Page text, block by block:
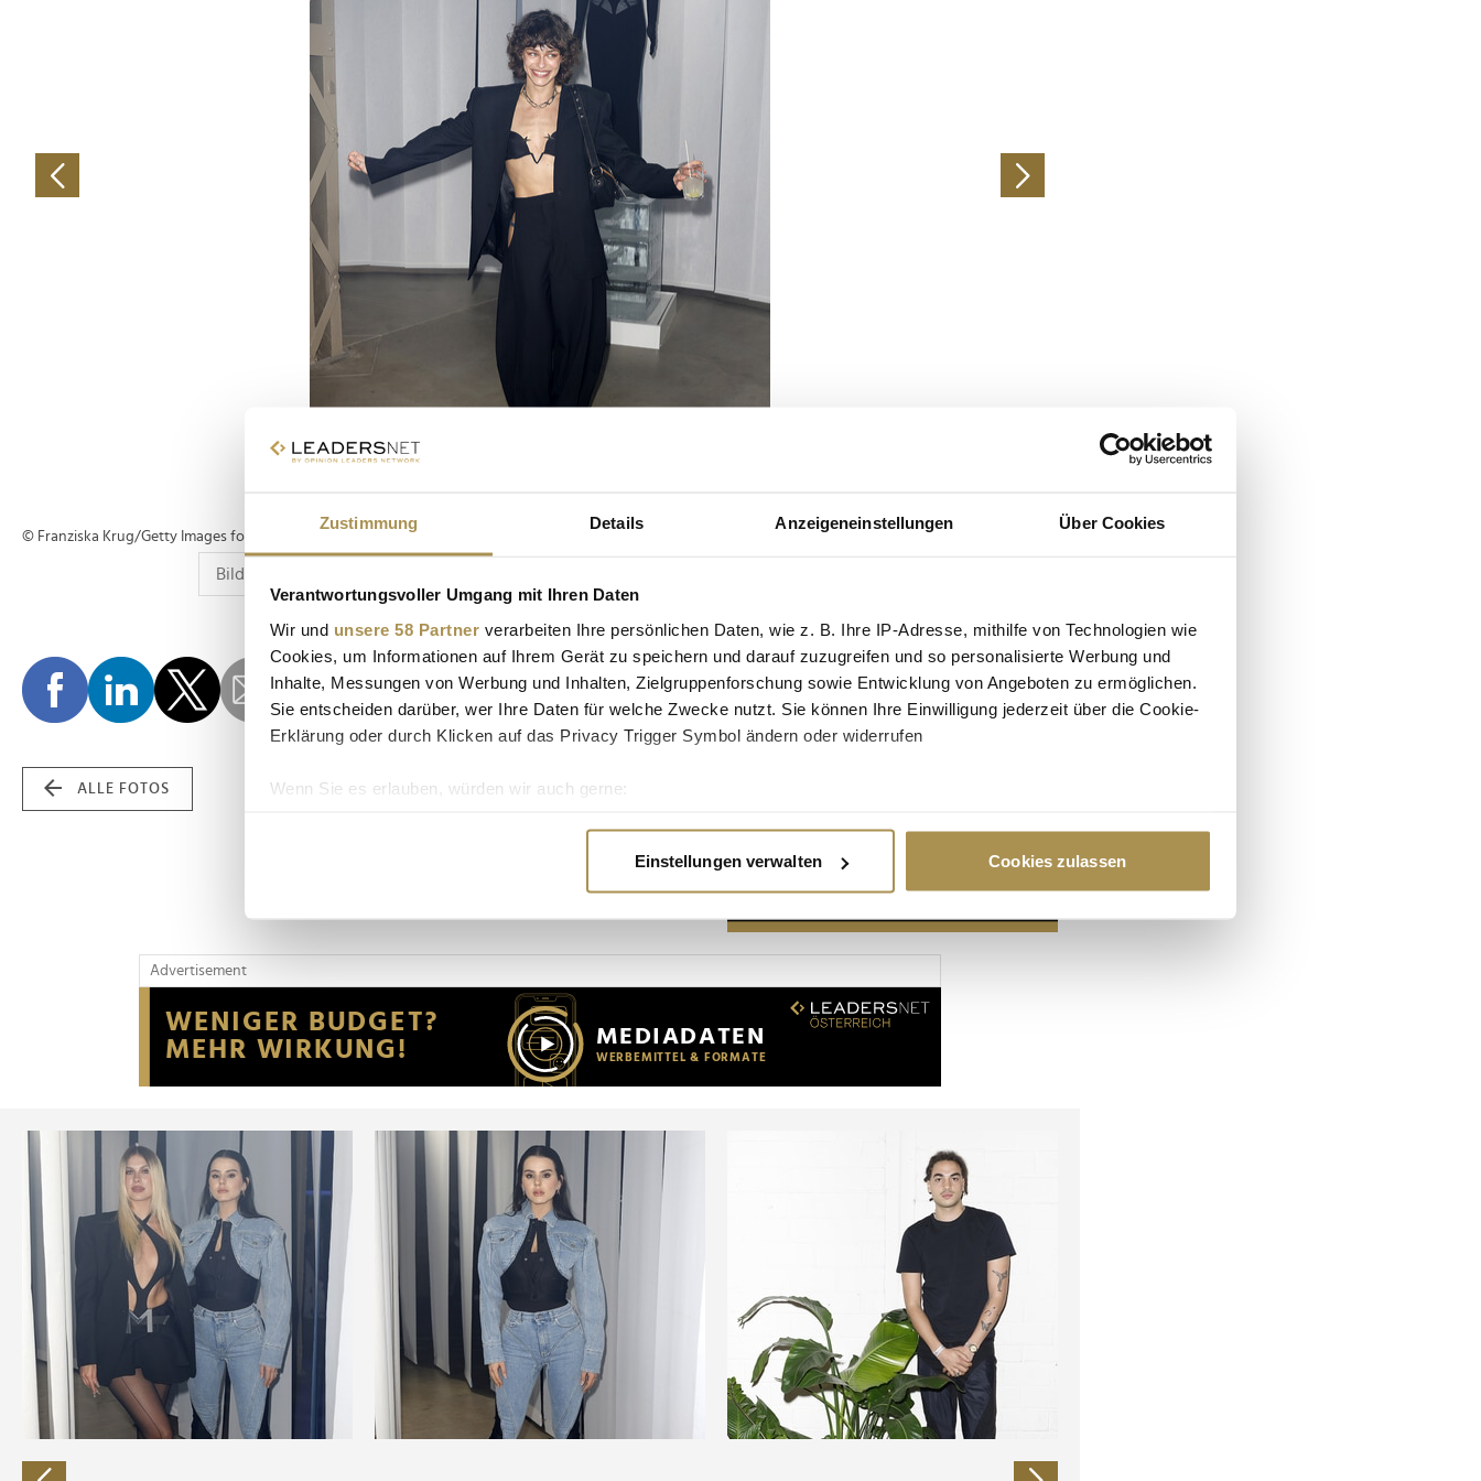
Zustimmung Details Anzeigeneinstellungen Über Cookies
Verantwortungsvoller Umgang mit Ihren Daten
Wir und unsere 58 Partner verarbeiten Ihre persönlichen Daten, wie z. B. Ihre IP-Adresse, mithilfe von Technologien wie
Cookies, um Informationen auf Ihrem Gerät zu speichern und darauf zuzugreifen und so personalisierte Werbung und
Inhalte, Messungen von Werbung und Inhalten, Zielgruppenforschung sowie Entwicklung von Angeboten zu ermöglichen.
Sie entscheiden darüber, wer Ihre Daten für welche Zwecke nutzt. Sie können Ihre Einwilligung jederzeit über die Cookie-
Erklärung oder durch Klicken auf das Privacy Trigger Symbol ändern oder widerrufen
Wenn Sie es erlauben, würden wir auch gerne:
Erfahren Sie mehr darüber, wie Ihre persönlichen Daten verarbeitet werden, und legen Sie Ihre Präferenzen im
Wir verwenden Cookies, um Inhalte und Anzeigen zu personalisieren, Funktionen für soziale Medien anbieten zu können
Website an unsere Partner für soziale Medien, Werbung und Analysen weiter. Unsere Partner führen diese Informationen
möglicherweise mit weiteren Daten zusammen, die Sie ihnen bereitgestellt haben oder die sie im Rahmen Ihrer Nutzung
der Dienste gesammelt haben.
Einstellungen verwalten Cookies zulassen
© Franziska Krug/Getty Images for H&M
ALLE FOTOS
Advertisement
Advertisement